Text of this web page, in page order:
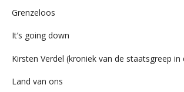
Grenzeloos
It’s going down
Kirsten Verdel (kroniek van de staatsgreep in
Land van ons